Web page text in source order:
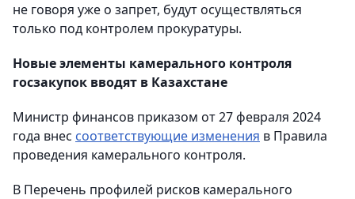
не говоря уже о запрет, будут осуществляться
только под контролем прокуратуры.
Новые элементы камерального контроля
госзакупок вводят в Казахстане
Министр финансов приказом от 27 февраля 2024
года внес соответствующие изменения в Правила
проведения камерального контроля.
В Перечень профилей рисков камерального